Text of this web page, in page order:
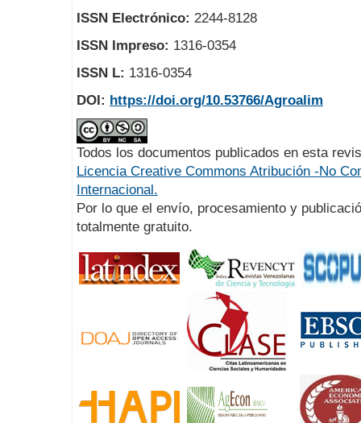
ISSN Electrónico: 2244-8128
ISSN Impreso: 1316-0354
ISSN L: 1316-0354
DOI: https://doi.org/10.53766/Agroalim
Todos los documentos publicados en esta
Licencia Creative Commons Atribución -No
Internacional.
Por lo que el envío, procesamiento y
totalmente gratuito.